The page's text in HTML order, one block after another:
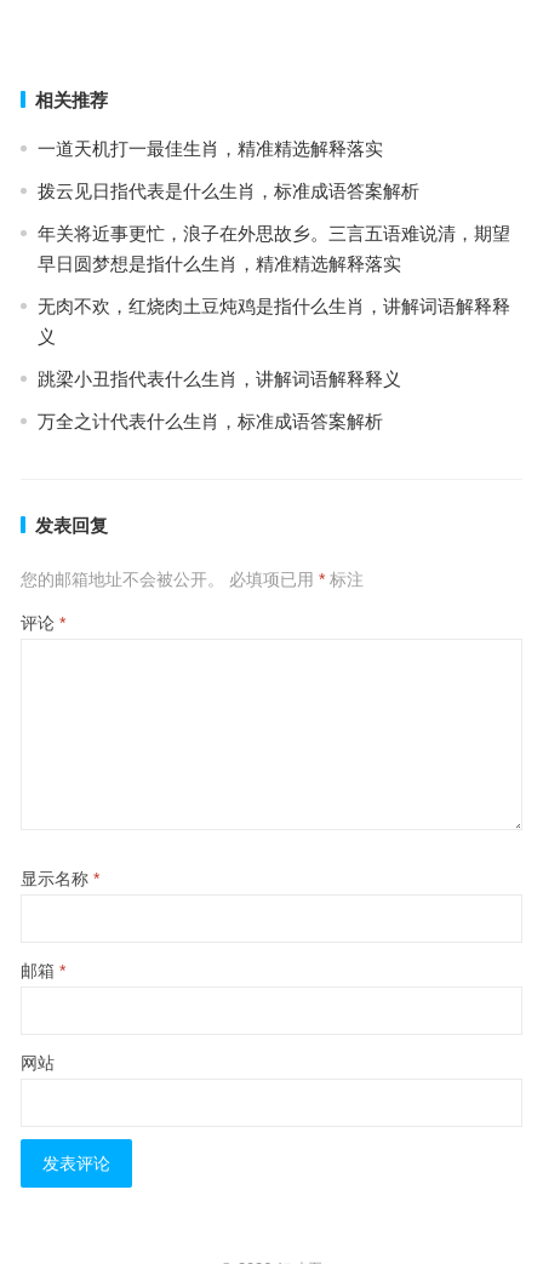
相关推荐
一道天机打一最佳生肖，精准精选解释落实
拨云见日指代表是什么生肖，标准成语答案解析
年关将近事更忙，浪子在外思故乡。三言五语难说清，期望
早日圆梦想是指什么生肖，精准精选解释落实
无肉不欢，红烧肉土豆炖鸡是指什么生肖，讲解词语解释释
义
跳梁小丑指代表什么生肖，讲解词语解释释义
万全之计代表什么生肖，标准成语答案解析
发表回复
您的邮箱地址不会被公开。 必填项已用 *标注
评论 *
显示名称 *
邮箱 *
网站